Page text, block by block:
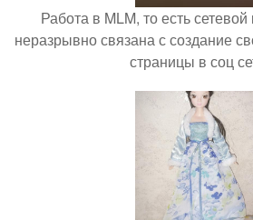
Работа в MLM, то есть
неразрывно связана с создание
страницы в соц